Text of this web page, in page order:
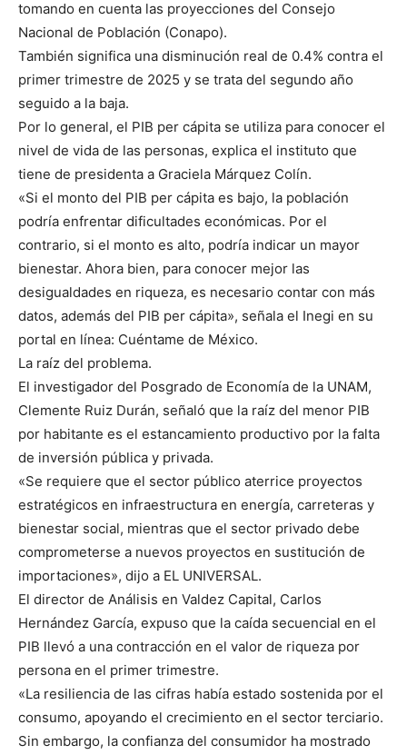
tomando en cuenta las proyecciones del Consejo
Nacional de Población (Conapo).
También significa una disminución real de 0.4% contra el
primer trimestre de 2025 y se trata del segundo año
seguido a la baja.
Por lo general, el PIB per cápita se utiliza para conocer el
nivel de vida de las personas, explica el instituto que
tiene de presidenta a Graciela Márquez Colín.
«Si el monto del PIB per cápita es bajo, la población
podría enfrentar dificultades económicas. Por el
contrario, si el monto es alto, podría indicar un mayor
bienestar. Ahora bien, para conocer mejor las
desigualdades en riqueza, es necesario contar con más
datos, además del PIB per cápita», señala el Inegi en su
portal en línea: Cuéntame de México.
La raíz del problema.
El investigador del Posgrado de Economía de la UNAM,
Clemente Ruiz Durán, señaló que la raíz del menor PIB
por habitante es el estancamiento productivo por la falta
de inversión pública y privada.
«Se requiere que el sector público aterrice proyectos
estratégicos en infraestructura en energía, carreteras y
bienestar social, mientras que el sector privado debe
comprometerse a nuevos proyectos en sustitución de
importaciones», dijo a EL UNIVERSAL.
El director de Análisis en Valdez Capital, Carlos
Hernández García, expuso que la caída secuencial en el
PIB llevó a una contracción en el valor de riqueza por
persona en el primer trimestre.
«La resiliencia de las cifras había estado sostenida por el
consumo, apoyando el crecimiento en el sector terciario.
Sin embargo, la confianza del consumidor ha mostrado